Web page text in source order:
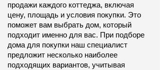
продажи каждого коттеджа, включая
цену, площадь и условия покупки. Это
поможет вам выбрать дом, который
подходит именно для вас. При подборе
дома для покупки наш специалист
предложит несколько наиболее
подходящих вариантов, учитывая